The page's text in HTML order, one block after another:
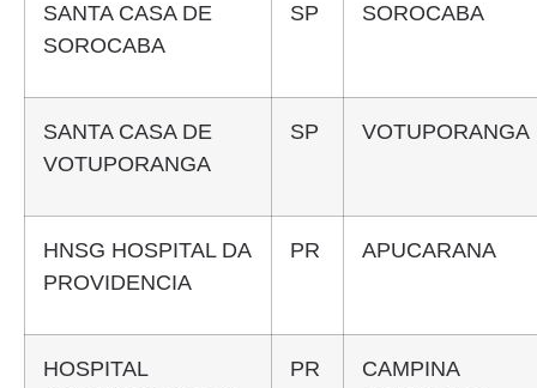
SANTA CASA DE
SOROCABA
SP SOROCABA
SANTA CASA DE
VOTUPORANGA
SP VOTUPORANGA
HNSG HOSPITAL DA
PROVIDENCIA
PR APUCARANA
HOSPITAL
PR
CAMPINA